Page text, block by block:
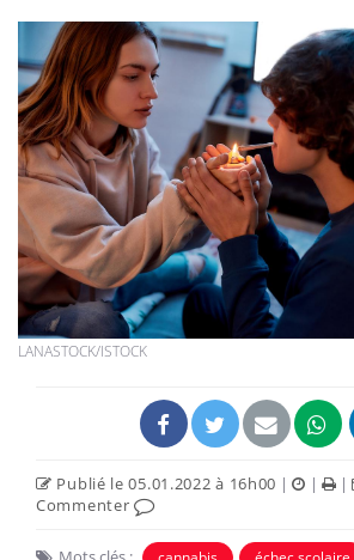
LANASTOCK/ISTOCK
Publié le 05.01.2022 à 16h00 | | |
Commenter